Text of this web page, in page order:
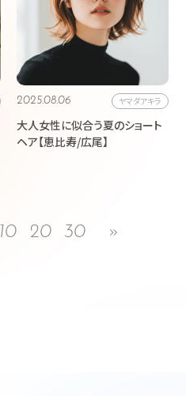
2025.08.06
大人女性に似合う夏のショート
ヘア【恵比寿/広尾】
ヤマダアキラ
10 20 30 »